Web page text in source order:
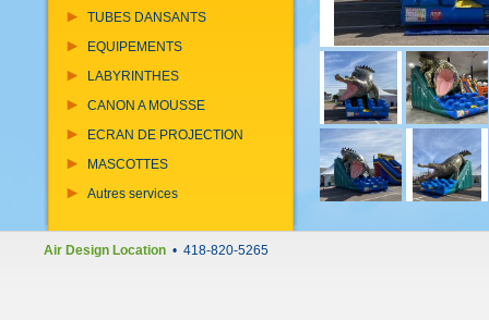
TUBES DANSANTS
EQUIPEMENTS
LABYRINTHES
CANON A MOUSSE
ECRAN DE PROJECTION
MASCOTTES
Autres services
Air Design Location • 418-820-5265